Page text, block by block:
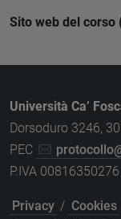
Sito web del corso
Università Ca’
Dorsoduro 3246,
PEC
P.IVA
Privacy / Cookies